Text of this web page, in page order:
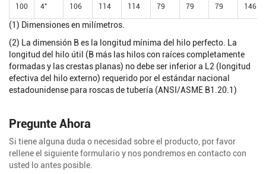
100 4" 106 114 114 79 79 79 146
(1) Dimensiones en milímetros.
(2) La dimensión B es la longitud mínima del hilo perfecto. La
longitud del hilo útil (B más las hilos con raíces completamente
formadas y las crestas planas) no debe ser inferior a L2 (longitud
efectiva del hilo externo) requerido por el estándar nacional
estadounidense para roscas de tubería (ANSI/ASME B1.20.1)
Pregunte Ahora
Si tiene alguna duda o necesidad sobre el producto, por favor
rellene el siguiente formulario y nos pondremos en contacto con
usted lo antes posible.